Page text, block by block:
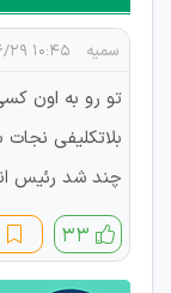
سمیه ۱۰:۴۵ ۱۴۰۴/۰۶/۲۹
تو رو به اون
چند شد رئیس
۳۳